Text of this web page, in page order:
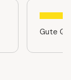
Gute